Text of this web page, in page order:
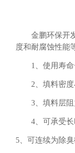
金鹏环保开
度和耐腐蚀性能
1、使用寿命
2、填料密
3、填料层
4、可承受
5、可连续为除